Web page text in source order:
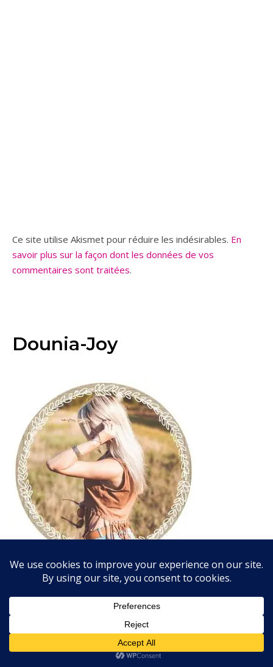
Ce site utilise Akismet pour réduire les indésirables. En
savoir plus sur la façon dont les données de vos
commentaires sont traitées.
Dounia-Joy
Bretonne, la trentaine passée. Écrivain à ses heures
perdues. Amatrice de séries TV et dévoreuse de livres en
tous genres. A la recherche du bonheur. Une blogueuse
"humeurs", au gré de ses coups de gueule et coups de
cœur !